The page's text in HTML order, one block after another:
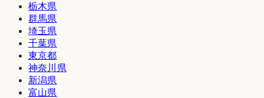
栃木県
群馬県
埼玉県
千葉県
東京都
神奈川県
新潟県
富山県